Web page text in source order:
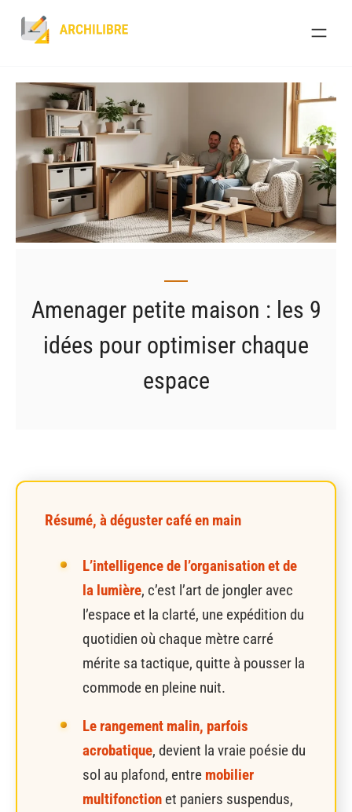
Amenager petite maison : les 9
idées pour optimiser chaque
espace
Résumé, à déguster café en main
L’intelligence de l’organisation et de
la lumière, c’est l’art de jongler avec
l’espace et la clarté, une expédition du
quotidien où chaque mètre carré
mérite sa tactique, quitte à pousser la
commode en pleine nuit.
Le rangement malin, parfois
acrobatique, devient la vraie poésie du
sol au plafond, entre mobilier
multifonction et paniers suspendus,